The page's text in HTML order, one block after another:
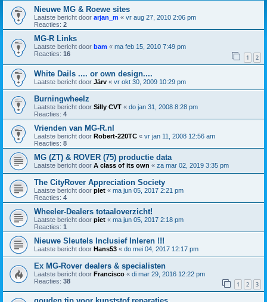
Nieuwe MG & Roewe sites
Laatste bericht door arjan_m « vr aug 27, 2010 2:06 pm
Reacties: 2
MG-R Links
Laatste bericht door bam « ma feb 15, 2010 7:49 pm
Reacties: 16 1 2
White Dails .... or own design....
Laatste bericht door Järv « vr okt 30, 2009 10:29 pm
Burningwheelz
Laatste bericht door Silly CVT « do jan 31, 2008 8:28 pm
Reacties: 4
Vrienden van MG-R.nl
Laatste bericht door Robert-220TC « vr jan 11, 2008 12:56 am
Reacties: 8
MG (ZT) & ROVER (75) productie data
Laatste bericht door A class of its own « za mar 02, 2019 3:35 pm
The CityRover Appreciation Society
Laatste bericht door piet « ma jun 05, 2017 2:21 pm
Reacties: 4
Wheeler-Dealers totaaloverzicht!
Laatste bericht door piet « ma jun 05, 2017 2:18 pm
Reacties: 1
Nieuwe Sleutels Inclusief Inleren !!!
Laatste bericht door Hans53 « do mei 04, 2017 12:17 pm
Ex MG-Rover dealers & specialisten
Laatste bericht door Francisco « di mar 29, 2016 12:22 pm
Reacties: 38 1 2 3